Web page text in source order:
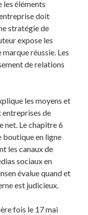
les éléments
doit
stratégie de
expose les
réussie. Les
de relations
les moyens et
de
net. Le chapitre 6
boutique en ligne
les canaux de
sociaux en
évalue quand et
est judicieux.
fois le 17 mai